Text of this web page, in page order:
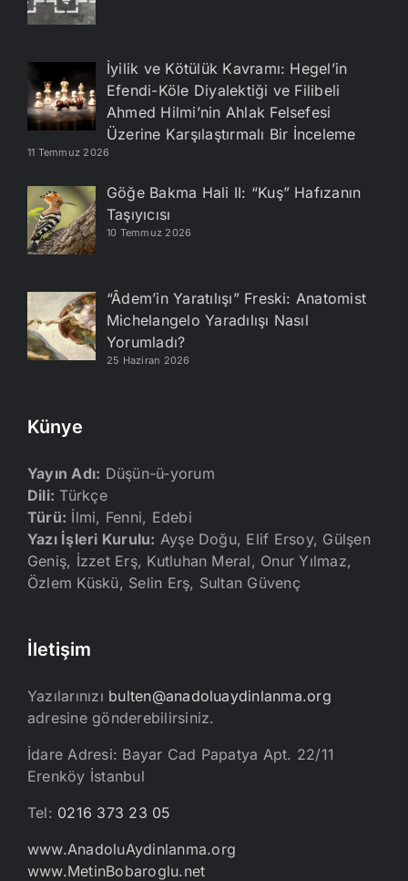
İyilik ve Kötülük Kavramı: Hegel’in
Efendi-Köle Diyalektiği ve Filibeli
Ahmed Hilmi’nin Ahlak Felsefesi
Üzerine Karşılaştırmalı Bir İnceleme
11 Temmuz 2026
Göğe Bakma Hali II: “Kuş” Hafızanın
Taşıyıcısı
10 Temmuz 2026
“Âdem’in Yaratılışı” Freski: Anatomist
Michelangelo Yaradılışı Nasıl
Yorumladı?
25 Haziran 2026
Künye
Yayın Adı: Düşün-ü-yorum
Dili: Türkçe
Türü: İlmi, Fenni, Edebi
Yazı İşleri Kurulu: Ayşe Doğu, Elif Ersoy, Gülşen
Geniş, İzzet Erş, Kutluhan Meral, Onur Yılmaz,
Özlem Küskü, Selin Erş, Sultan Güvenç
İletişim
Yazılarınızı bulten@anadoluaydinlanma.org
adresine gönderebilirsiniz.
İdare Adresi: Bayar Cad Papatya Apt. 22/11
Erenköy İstanbul
Tel: 0216 373 23 05
www.AnadoluAydinlanma.org
www.MetinBobaroglu.net